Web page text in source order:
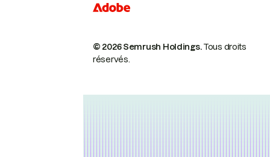
© 2026 Semrush Holdings.Tous droits
réservés.